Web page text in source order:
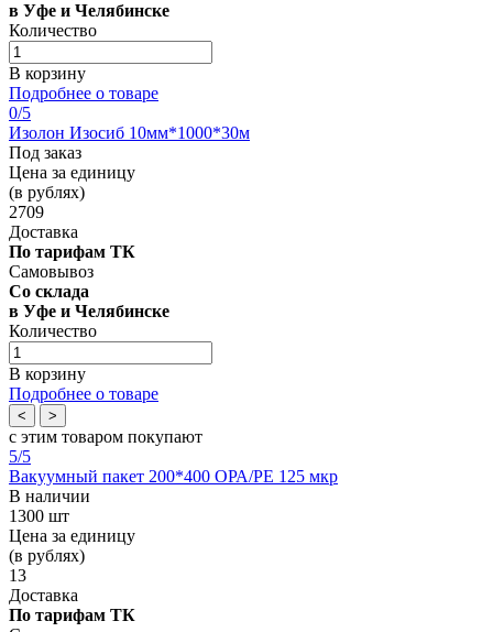
в Уфе и Челябинске
Количество
В корзину
Подробнее о товаре
0/5
Изолон Изосиб 10мм*1000*30м
Под заказ
Цена за единицу
(в рублях)
2709
Доставка
По тарифам ТК
Самовывоз
Со склада
в Уфе и Челябинске
Количество
В корзину
Подробнее о товаре
< >
с этим товаром покупают
5/5
Вакуумный пакет 200*400 OРА/РЕ 125 мкр
В наличии
1300 шт
Цена за единицу
(в рублях)
13
Доставка
По тарифам ТК